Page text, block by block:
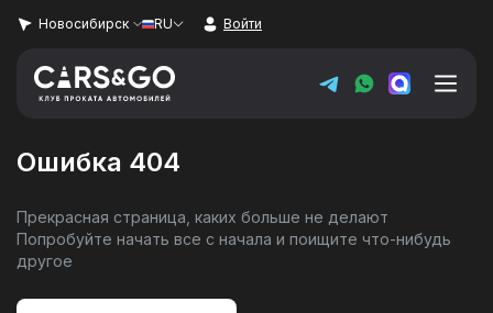
Новосибирск RU Войти
Автопарк
Услуги
Ошибка 404
Прекрасная страница, каких больше не делают
Попробуйте начать все с начала и поищите что-нибудь
другое